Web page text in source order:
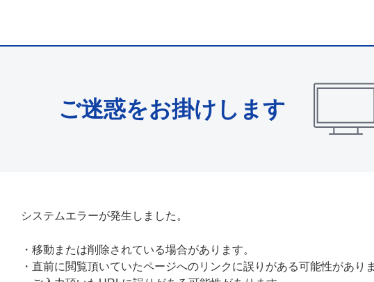
ご迷惑をお掛けします
システムエラーが発生しました。
・ 移動または削除されている場合があります。
・ 直前に閲覧頂いていたページへのリンクに誤りがある可能性があり